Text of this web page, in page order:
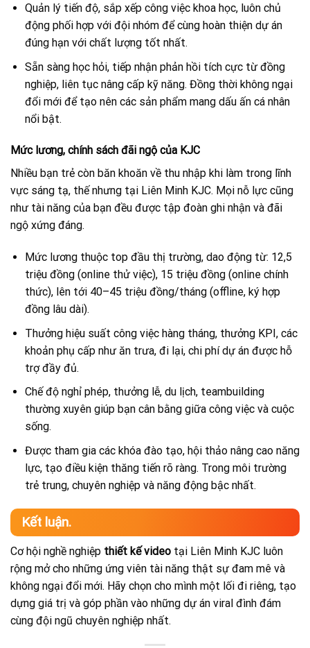
Quản lý tiến độ, sắp xếp công việc khoa học, luôn chủ
động phối hợp với đội nhóm để cùng hoàn thiện dự án
đúng hạn với chất lượng tốt nhất.
Sẵn sàng học hỏi, tiếp nhận phản hồi tích cực từ đồng
nghiệp, liên tục nâng cấp kỹ năng. Đồng thời không ngại
đổi mới để tạo nên các sản phẩm mang dấu ấn cá nhân
nổi bật.
Mức lương, chính sách đãi ngộ của KJC
Nhiều bạn trẻ còn băn khoăn về thu nhập khi làm trong lĩnh
vực sáng tạ, thế nhưng tại Liên Minh KJC. Mọi nỗ lực cũng
như tài năng của bạn đều được tập đoàn ghi nhận và đãi
ngộ xứng đáng.
Mức lương thuộc top đầu thị trường, dao động từ: 12,5
triệu đồng (online thử việc), 15 triệu đồng (online chính
thức), lên tới 40–45 triệu đồng/tháng (offline, ký hợp
đồng lâu dài).
Thưởng hiệu suất công việc hàng tháng, thưởng KPI, các
khoản phụ cấp như ăn trưa, đi lại, chi phí dự án được hỗ
trợ đầy đủ.
Chế độ nghỉ phép, thưởng lễ, du lịch, teambuilding
thường xuyên giúp bạn cân bằng giữa công việc và cuộc
sống.
Được tham gia các khóa đào tạo, hội thảo nâng cao năng
lực, tạo điều kiện thăng tiến rõ ràng. Trong môi trường
trẻ trung, chuyên nghiệp và năng động bậc nhất.
Kết luận.
Cơ hội nghề nghiệp thiết kế video tại Liên Minh KJC luôn
rộng mở cho những ứng viên tài năng thật sự đam mê và
không ngại đổi mới. Hãy chọn cho mình một lối đi riêng, tạo
dựng giá trị và góp phần vào những dự án viral đình đám
cùng đội ngũ chuyên nghiệp nhất.